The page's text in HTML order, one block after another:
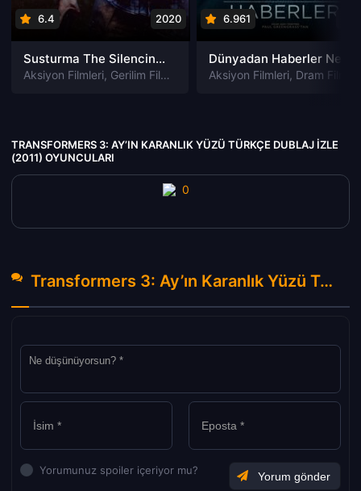
6.4 2020
Susturma The Silencing izle
Aksiyon Filmleri, Gerilim Filmleri Gizem Filmleri,Suç Filmleri
6.961
Aksiyon Filmleri, Dram Filmleri
TRANSFORMERS 3: AY’IN KARANLIK YÜZÜ TÜRKÇE DUBLAJ IZLE
(2011) OYUNCULARI
Transformers 3: Ay’ın Karanlık Yüzü Türkçe Dublaj izle (2011) Hakkında Yorumlar
Yorumunuz spoiler içeriyor mu?